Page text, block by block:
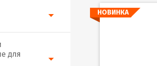
для
НОВИНКА